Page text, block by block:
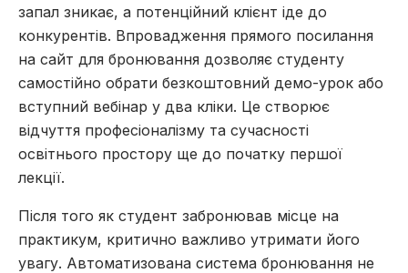
запал зникає, а потенційний клієнт іде до
конкурентів. Впровадження прямого посилання
на сайт для бронювання дозволяє студенту
самостійно обрати безкоштовний демо-урок або
вступний вебінар у два кліки. Це створює
відчуття професіоналізму та сучасності
освітнього простору ще до початку першої
лекції.
Після того як студент забронював місце на
практикум, критично важливо утримати його
увагу. Автоматизована система бронювання не